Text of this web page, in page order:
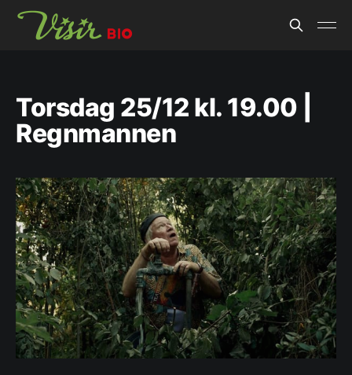
Torsdag 25/12 kl. 19.00 |
Regnmannen